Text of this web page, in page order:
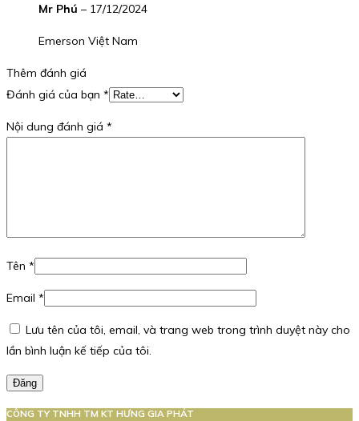
Mr Phú – 17/12/2024
Emerson Việt Nam
Thêm đánh giá
Đánh giá của bạn *
Nội dung đánh giá *
Tên *
Email *
Lưu tên của tôi, email, và trang web trong trình duyệt này cho
lần bình luận kế tiếp của tôi.
Đăng
CÔNG TY TNHH TM KT HƯNG GIA PHÁT